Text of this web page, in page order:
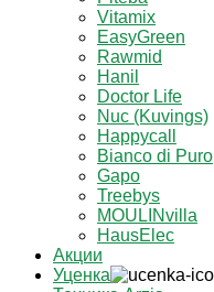
Vitamix
EasyGreen
Rawmid
Hanil
Doctor Life
Nuc (Kuvings)
Happycall
Bianco di Puro
Gapo
Treebys
MOULINvilla
HausElec
Акции
Уценка